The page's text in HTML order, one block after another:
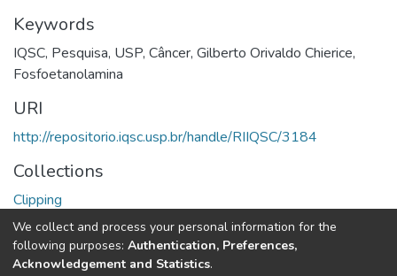
Keywords
IQSC, Pesquisa, USP, Câncer, Gilberto Orivaldo Chierice,
Fosfoetanolamina
URI
http://repositorio.iqsc.usp.br/handle/RIIQSC/3184
Collections
Clipping
Full item page
We collect and process your personal information for the
following purposes: Authentication, Preferences,
Acknowledgement and Statistics.